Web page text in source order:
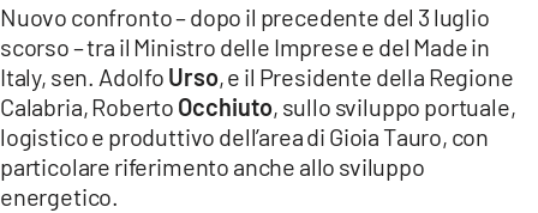
Network
LACPLAY.IT
LACTV.IT
LACONAIR.IT
Nuovo confronto – dopo il precedente del 3 luglio
scorso – tra il Ministro delle Imprese e del Made in
Italy, sen. Adolfo Urso, e il Presidente della Regione
Calabria, Roberto Occhiuto, sullo sviluppo portuale,
logistico e produttivo dell’area di Gioia Tauro, con
particolare riferimento anche allo sviluppo
energetico.